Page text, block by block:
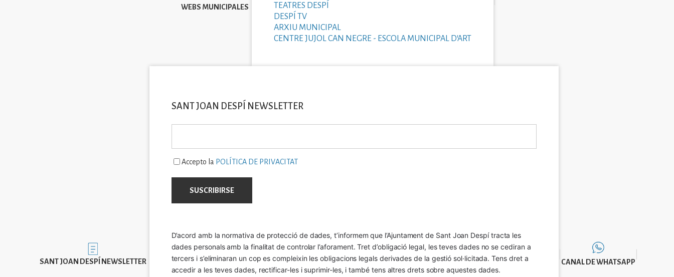
WEBS MUNICIPALES
TEATRES DESPÍ
DESPÍ TV
ARXIU MUNICIPAL
CENTRE JUJOL CAN NEGRE - ESCOLA MUNICIPAL D'ART
Imatge
SANT JOAN DESPÍ NEWSLETTER
SANT JOAN DESPÍ NEWSLETTER
Accepto la POLÍTICA DE PRIVACITAT
D’acord amb la normativa de protecció de dades, t’informem que l’Ajuntament de Sant Joan Despí tracta les
dades personals amb la finalitat de controlar l’aforament. Tret d’obligació legal, les teves dades no se cediran a
tercers i s’eliminaran un cop es compleixin les obligacions legals derivades de la gestió sol·licitada. Tens dret a
accedir a les teves dades, rectificar-les i suprimir-les, i també tens altres drets sobre aquestes dades.
CANAL DE WHATSAPP